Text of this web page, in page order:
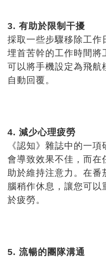
3. 有助於限制干擾
採取一些步驟移除工作
埋首苦幹的工作時間將
可以將手機設定為飛航
自動回覆。
4. 減少心理疲勞
《認知》雜誌中的一
會導致效果不佳，而在
助於維持注意力。在番
腦稍作休息，讓您可以
於疲勞。
5. 流暢的團隊溝通